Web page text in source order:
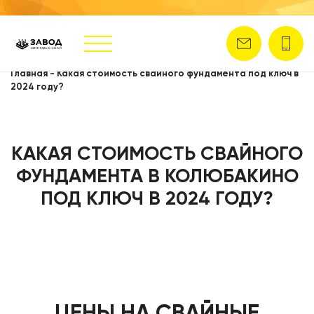
Главная - Какая стоимость свайного фундамента под ключ в
2024 году?
КАКАЯ СТОИМОСТЬ СВАЙНОГО
ФУНДАМЕНТА В КОЛЮБАКИНО
ПОД КЛЮЧ В 2024 ГОДУ?